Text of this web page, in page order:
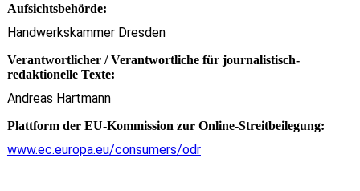
Aufsichtsbehörde:
Handwerkskammer Dresden
Verantwortlicher / Verantwortliche für journalistisch-
redaktionelle Texte:
Andreas Hartmann
Plattform der EU-Kommission zur Online-Streitbeilegung:
www.ec.europa.eu/consumers/odr